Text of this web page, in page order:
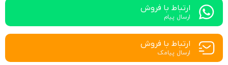
ارتباط با فروش
ارسال پیام
ارتباط با فروش
ارسال پیامک